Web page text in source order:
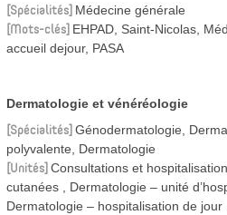
Spécialités Médecine générale
Mots-clés EHPAD, Saint-Nicolas,
accueil dejour, PASA
Dermatologie et vénéréologie
Spécialités Génodermatologie,
polyvalente, Dermatologie
Unités Consultations et
cutanées
Dermatologie – unité
Dermatologie – hospitalisation de jour